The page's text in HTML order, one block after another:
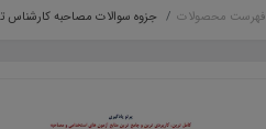
فهرست محصولات جزوه سوالات مصاحبه کارشناس